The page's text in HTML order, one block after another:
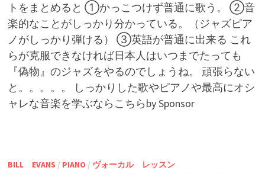
トをまとめると ①かっこつけず普通に歌う。 ②音
楽的なことがしっかり分かっている。（ジャズピア
ノがしっかり弾ける） ③英語が普通に出来る これ
らが克服できなければ日本人はいつまでたっても
『偽物』のジャズをやるのでしょうね。 頑張らない
と。。。。。 しっかりした歌やピアノや最高にオシ
ャレな音楽を学ぶならこちらby Sponsor
BILL EVANS / PIANO / ヴォーカル レッスン